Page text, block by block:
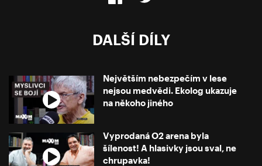
DALŠÍ DÍLY
Největším nebezpečím v lese
nejsou medvědi. Ekolog ukazuje
na někoho jiného
Vyprodaná O2 arena byla
šílenost! A hlasivky jsou sval, ne
chrupavka!